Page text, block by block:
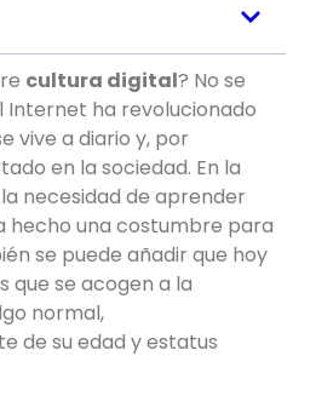
cultura digital? No se
Internet ha revolucionado
vive a diario y, por
en la sociedad. En la
necesidad de aprender
hecho una costumbre para
se puede añadir que hoy
que se acogen a la
normal,
de su edad y estatus